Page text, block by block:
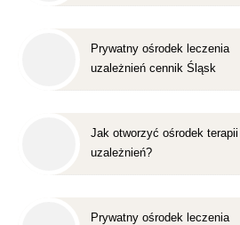
Prywatny ośrodek leczenia
uzależnień cennik Śląsk
Jak otworzyć ośrodek terapii
uzależnień?
Prywatny ośrodek leczenia